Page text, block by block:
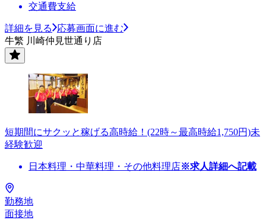
交通費支給
詳細を見る
応募画面に進む
牛繁 川崎仲見世通り店
短期間にサクッと稼げる高時給！(22時～最高時給1,750円)未
経験歓迎
日本料理・中華料理・その他料理店※求人詳細へ記載
勤務地
面接地